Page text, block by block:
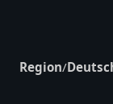
Region/